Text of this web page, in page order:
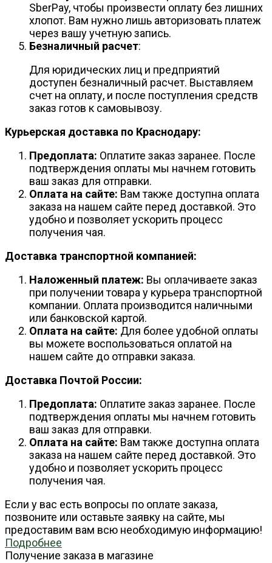
SberPay, чтобы произвести оплату без лишних
хлопот. Вам нужно лишь авторизовать платеж
через вашу учетную запись.
Безналичный расчет:
Для юридических лиц и предприятий
доступен безналичный расчет. Выставляем
счет на оплату, и после поступления средств
заказ готов к самовывозу.
Курьерская доставка по Краснодару:
Предоплата: Оплатите заказ заранее. После
подтверждения оплаты мы начнем готовить
ваш заказ для отправки.
Оплата на сайте: Вам также доступна оплата
заказа на нашем сайте перед доставкой. Это
удобно и позволяет ускорить процесс
получения чая.
Доставка транспортной компанией:
Наложенный платеж: Вы оплачиваете заказ
при получении товара у курьера транспортной
компании. Оплата производится наличными
или банковской картой.
Оплата на сайте: Для более удобной оплаты
вы можете воспользоваться оплатой на
нашем сайте до отправки заказа.
Доставка Почтой России:
Предоплата: Оплатите заказ заранее. После
подтверждения оплаты мы начнем готовить
ваш заказ для отправки.
Оплата на сайте: Вам также доступна оплата
заказа на нашем сайте перед доставкой. Это
удобно и позволяет ускорить процесс
получения чая.
Если у вас есть вопросы по оплате заказа,
позвоните или оставьте заявку на сайте, мы
предоставим вам всю необходимую информацию!
Подробнее
Получение заказа в магазине